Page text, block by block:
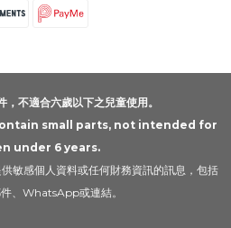
，不適合六歲以下之兒童使用。
small parts, not intended for
under 6 years.
敏感個人資料或任何財務資訊的訊息，包括
、WhatsApp或連結。